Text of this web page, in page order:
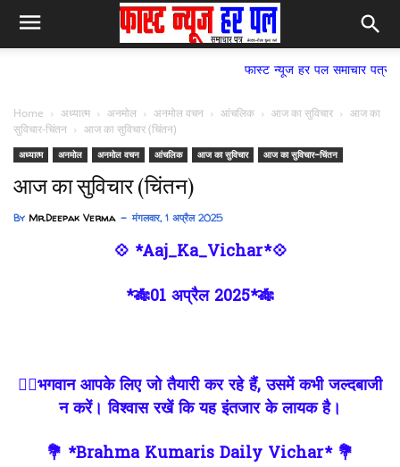
फास्ट न्यूज हर पल समाचार पत्र,
Home अध्यात्म अनमोल अनमोल वचन आंचलिक आज का सुविचार
आज का
सुविचार-चिंतन
आज का सुविचार (चिंतन)
अध्यात्म अनमोल अनमोल वचन आंचलिक आज का सुविचार आज का सुविचार-चिंतन
आज का सुविचार (चिंतन)
By Mr.Deepak Verma मंगलवार, 1 अप्रैल 2025
💠 *Aaj_Ka_Vichar*💠
*🎋01 अप्रैल 2025*🎋
✍🏻भगवान आपके लिए जो तैयारी कर रहे हैं, उसमें कभी जल्दबाजी
न करें। विश्वास रखें कि यह इंतजार के लायक है।
💐 *Brahma Kumaris Daily Vichar* 💐